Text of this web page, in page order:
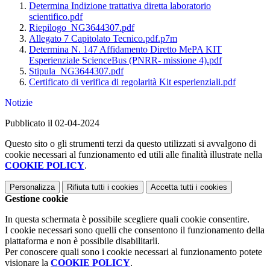
Determina Indizione trattativa diretta laboratorio
scientifico.pdf
Riepilogo_NG3644307.pdf
Allegato 7 Capitolato Tecnico.pdf.p7m
Determina N. 147 Affidamento Diretto MePA KIT
Esperienziale ScienceBus (PNRR- missione 4).pdf
Stipula_NG3644307.pdf
Certificato di verifica di regolarità Kit esperienziali.pdf
Notizie
Pubblicato il 02-04-2024
Questo sito o gli strumenti terzi da questo utilizzati si avvalgono di
cookie necessari al funzionamento ed utili alle finalità illustrate nella
COOKIE POLICY.
Personalizza Rifiuta tutti i cookies Accetta tutti i cookies
Gestione cookie
In questa schermata è possibile scegliere quali cookie consentire.
I cookie necessari sono quelli che consentono il funzionamento della
piattaforma e non è possibile disabilitarli.
Per conoscere quali sono i cookie necessari al funzionamento potete
visionare la COOKIE POLICY.